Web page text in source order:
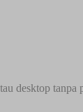
desktop tanpa